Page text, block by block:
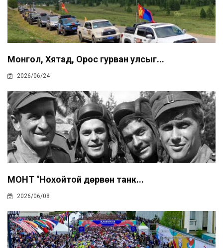
Монгол, Хятад, Орос гурван улсыг...
2026/06/24
МҮОНТ "Нохойтой дөрвөн танк...
2026/06/08